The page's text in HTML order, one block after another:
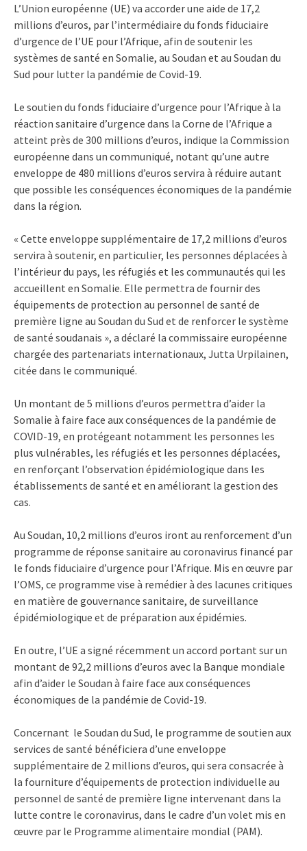
L’Union européenne (UE) va accorder une aide de 17,2
millions d’euros, par l’intermédiaire du fonds fiduciaire
d’urgence de l’UE pour l’Afrique, afin de soutenir les
systèmes de santé en Somalie, au Soudan et au Soudan du
Sud pour lutter la pandémie de Covid-19.
Le soutien du fonds fiduciaire d’urgence pour l’Afrique à la
réaction sanitaire d’urgence dans la Corne de l’Afrique a
atteint près de 300 millions d’euros, indique la Commission
européenne dans un communiqué, notant qu’une autre
enveloppe de 480 millions d’euros servira à réduire autant
que possible les conséquences économiques de la pandémie
dans la région.
« Cette enveloppe supplémentaire de 17,2 millions d’euros
servira à soutenir, en particulier, les personnes déplacées à
l’intérieur du pays, les réfugiés et les communautés qui les
accueillent en Somalie. Elle permettra de fournir des
équipements de protection au personnel de santé de
première ligne au Soudan du Sud et de renforcer le système
de santé soudanais », a déclaré la commissaire européenne
chargée des partenariats internationaux, Jutta Urpilainen,
citée dans le communiqué.
Un montant de 5 millions d’euros permettra d’aider la
Somalie à faire face aux conséquences de la pandémie de
COVID-19, en protégeant notamment les personnes les
plus vulnérables, les réfugiés et les personnes déplacées,
en renforçant l’observation épidémiologique dans les
établissements de santé et en améliorant la gestion des
cas.
Au Soudan, 10,2 millions d’euros iront au renforcement d’un
programme de réponse sanitaire au coronavirus financé par
le fonds fiduciaire d’urgence pour l’Afrique. Mis en œuvre par
l’OMS, ce programme vise à remédier à des lacunes critiques
en matière de gouvernance sanitaire, de surveillance
épidémiologique et de préparation aux épidémies.
En outre, l’UE a signé récemment un accord portant sur un
montant de 92,2 millions d’euros avec la Banque mondiale
afin d’aider le Soudan à faire face aux conséquences
économiques de la pandémie de Covid-19.
Concernant le Soudan du Sud, le programme de soutien aux
services de santé bénéficiera d’une enveloppe
supplémentaire de 2 millions d’euros, qui sera consacrée à
la fourniture d’équipements de protection individuelle au
personnel de santé de première ligne intervenant dans la
lutte contre le coronavirus, dans le cadre d’un volet mis en
œuvre par le Programme alimentaire mondial (PAM).